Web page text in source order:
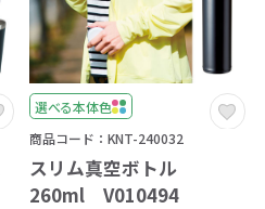
選べる本体色
商品コード：KNT-240032
スリム真空ボトル
260ml V010494